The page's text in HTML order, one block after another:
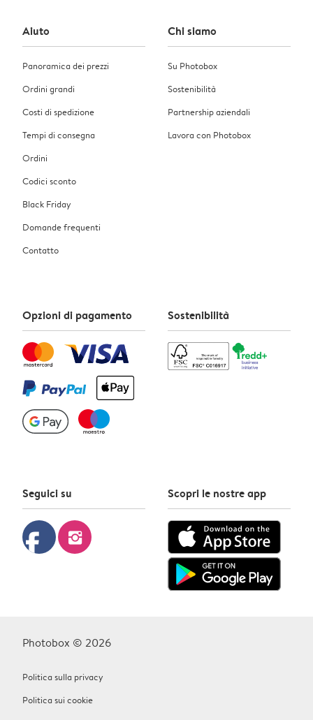
Aiuto
Panoramica dei prezzi
Ordini grandi
Costi di spedizione
Tempi di consegna
Ordini
Codici sconto
Black Friday
Domande frequenti
Contatto
Chi siamo
Su Photobox
Sostenibilità
Partnership aziendali
Lavora con Photobox
Opzioni di pagamento Sostenibilità
Seguici su
facebook instagram
Scopri le nostre app
Photobox © 2026
Politica sulla privacy
Politica sui cookie